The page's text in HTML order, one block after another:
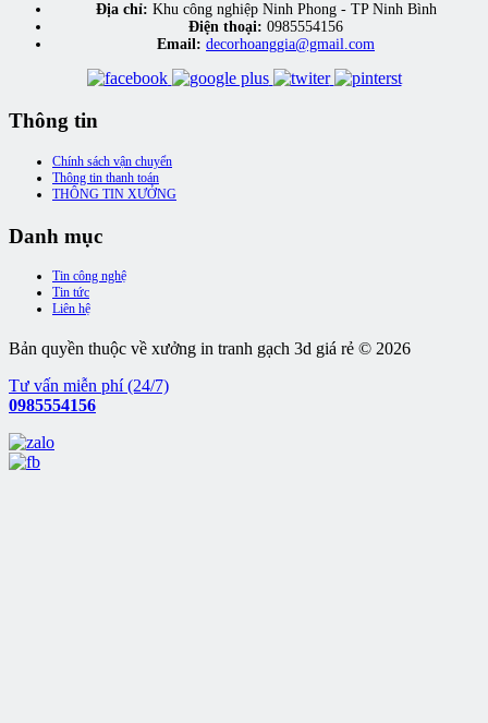
Địa chỉ: Khu công nghiệp Ninh Phong - TP Ninh Bình
Điện thoại: 0985554156
Email: decorhoanggia@gmail.com
Thông tin
Chính sách vận chuyển
Thông tin thanh toán
THÔNG TIN XƯỞNG
Danh mục
Tin công nghệ
Tin tức
Liên hệ
Bản quyền thuộc về xưởng in tranh gạch 3d giá rẻ © 2026
Tư vấn miễn phí (24/7)
0985554156